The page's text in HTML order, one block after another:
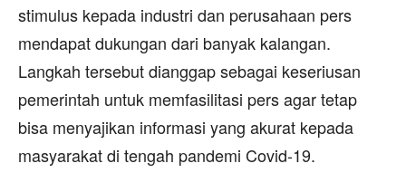
stimulus kepada industri dan perusahaan pers
mendapat dukungan dari banyak kalangan.
Langkah tersebut dianggap sebagai keseriusan
pemerintah untuk memfasilitasi pers agar tetap
bisa menyajikan informasi yang akurat kepada
masyarakat di tengah pandemi Covid-19.